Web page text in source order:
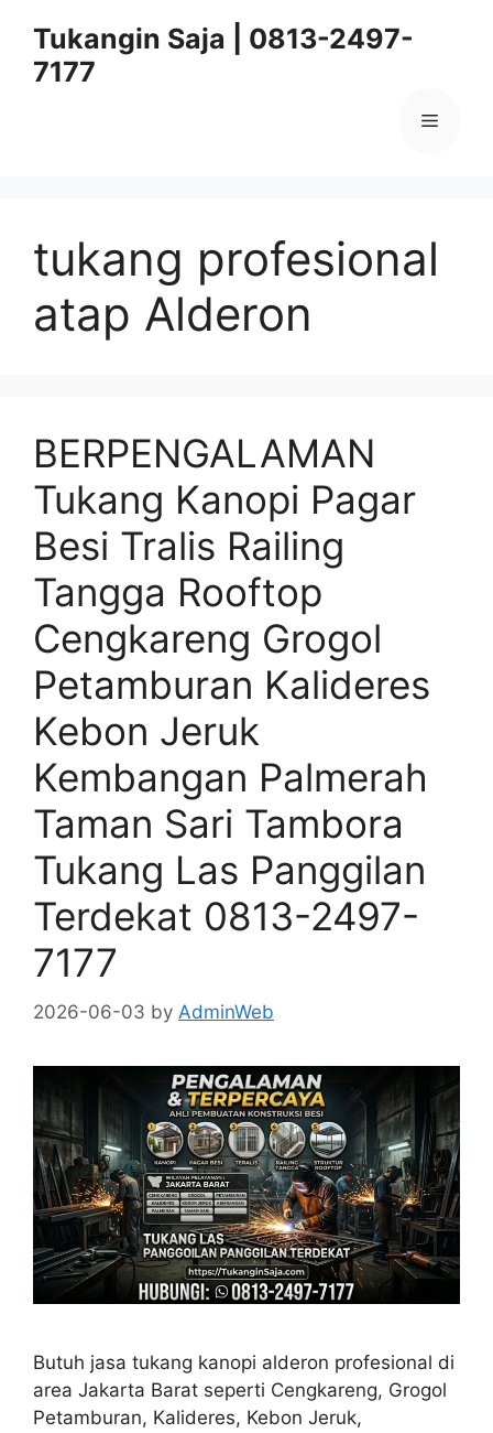
content
Tukangin Saja | 0813-2497-
7177
Menu
tukang profesional
atap Alderon
BERPENGALAMAN
Tukang Kanopi Pagar
Besi Tralis Railing
Tangga Rooftop
Cengkareng Grogol
Petamburan Kalideres
Kebon Jeruk
Kembangan Palmerah
Taman Sari Tambora
Tukang Las Panggilan
Terdekat 0813-2497-
7177
2026-06-03 by AdminWeb
Butuh jasa tukang kanopi alderon profesional di
area Jakarta Barat seperti Cengkareng, Grogol
Petamburan, Kalideres, Kebon Jeruk,